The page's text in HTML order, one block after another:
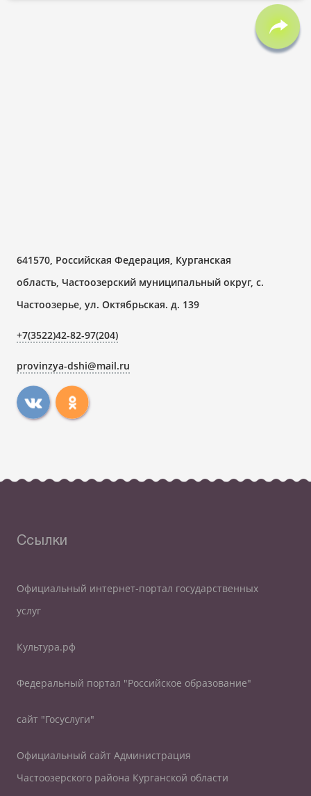
641570, Российская Федерация, Курганская
область, Частоозерский муниципальный округ, с.
Частоозерье, ул. Октябрьская. д. 139
+7(3522)42-82-97(204)
provinzya-dshi@mail.ru
Ссылки
Официальный интернет-портал государственных
услуг
Культура.рф
Федеральный портал "Российское образование"
сайт "Госуслуги"
Официальный сайт Администрация
Частоозерского района Курганской области